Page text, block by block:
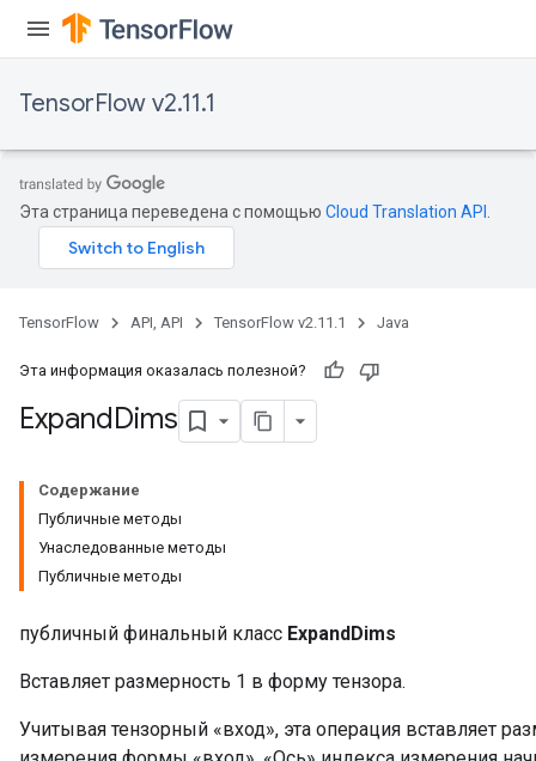
TensorFlow v2.11.1
Эта страница переведена с помощью Cloud Translation API
TensorFlow API, API TensorFlow v2.11.1 Java
Эта информация оказалась полезной?
ExpandDims
Содержание
Публичные методы
Унаследованные методы
Публичные методы
публичный финальный класс ExpandDims
Вставляет размерность 1 в форму тензора.
Учитывая тензорный «вход», эта операция вставляет